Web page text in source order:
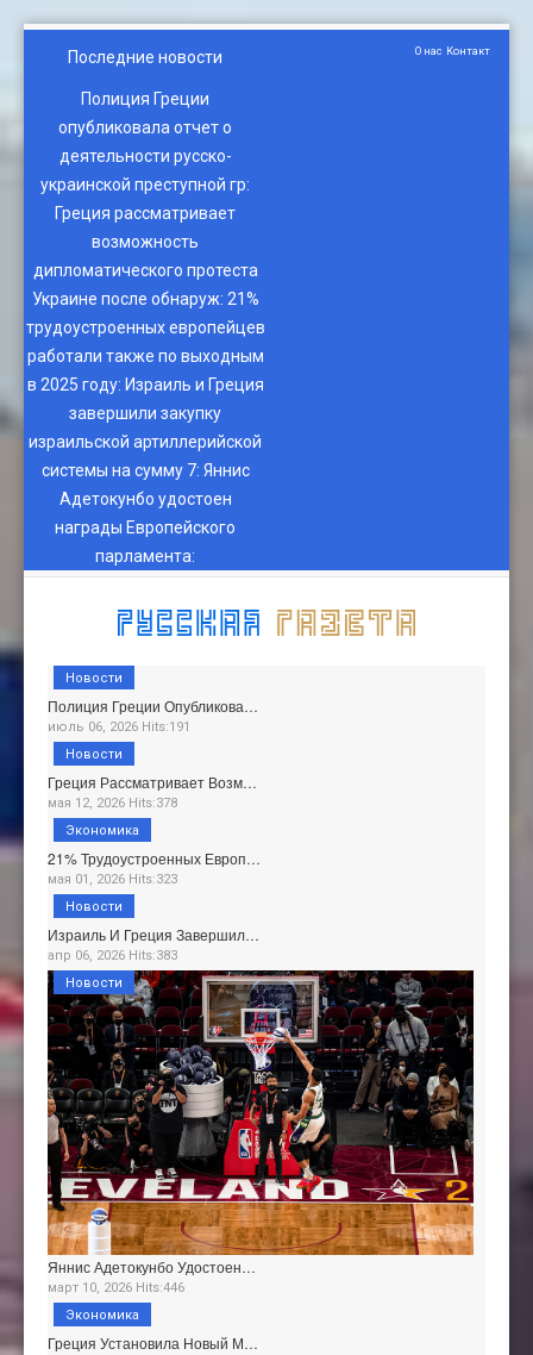
Последние новости
Полиция Греции
опубликовала отчет о
деятельности русско-
украинской преступной гр:
Греция рассматривает
возможность
дипломатического протеста
Украине после обнаруж: 21%
трудоустроенных европейцев
работали также по выходным
в 2025 году: Израиль и Греция
завершили закупку
израильской артиллерийской
системы на сумму 7: Яннис
Адетокунбо удостоен
награды Европейского
парламента:
О нас Контакт
Полиция Греции Опубликова…
июль 06, 2026 Hits:191
Новости
Греция Рассматривает Возм…
мая 12, 2026 Hits:378
Новости
21% Трудоустроенных Европ…
мая 01, 2026 Hits:323
Экономика
Израиль И Греция Завершил…
апр 06, 2026 Hits:383
Новости
Яннис Адетокунбо Удостоен…
март 10, 2026 Hits:446
Новости
Греция Установила Новый М…
Экономика